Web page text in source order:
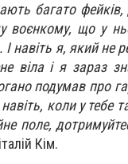
багато
воєнкому, що у
я, який не
віла і я зараз
подумав про
коли у тебе
поле,
Кім.